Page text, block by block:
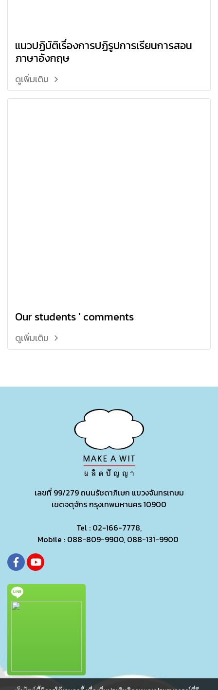
แนวปฏิบัติเรื่องการปฏิรูปการเรียนการสอน
ภาษาอังกฤษ
ดูเพิ่มเติม
Our students ' comments
ดูเพิ่มเติม
เลขที่ 99/279ถนนรัชดาภิเษก แขวงจันทรเกษม
เขตจตุจักร กรุงเทพมหานคร 10900
Tel : 02-166-7778,
Mobile : 088-809-9900, 088-131-9900